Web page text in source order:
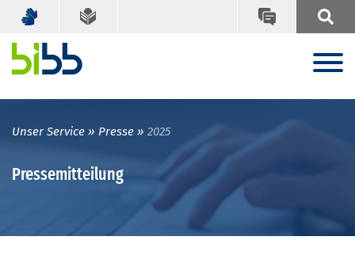
Unser Service Presse 2025
Pressemitteilung